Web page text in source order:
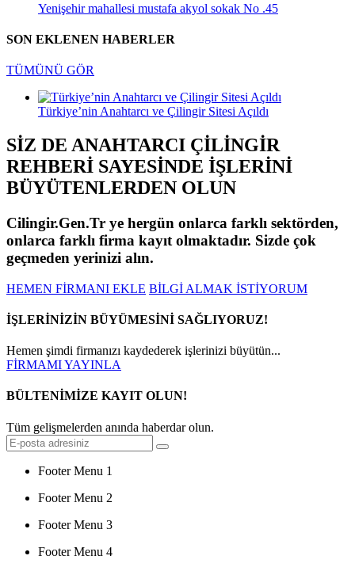
Yenişehir mahallesi mustafa akyol sokak No .45
SON EKLENEN HABERLER
TÜMÜNÜ GÖR
Türkiye’nin Anahtarcı ve Çilingir Sitesi Açıldı
SİZ DE ANAHTARCI ÇİLİNGİR
REHBERİ SAYESİNDE İŞLERİNİ
BÜYÜTENLERDEN OLUN
Cilingir.Gen.Tr ye hergün onlarca farklı sektörden,
onlarca farklı firma kayıt olmaktadır. Sizde çok
geçmeden yerinizi alın.
HEMEN FİRMANI EKLE BİLGİ ALMAK İSTİYORUM
İŞLERİNİZİN BÜYÜMESİNİ SAĞLIYORUZ!
Hemen şimdi firmanızı kaydederek işlerinizi büyütün...
FİRMAMI YAYINLA
BÜLTENİMİZE KAYIT OLUN!
Tüm gelişmelerden anında haberdar olun.
Footer Menu 1
Footer Menu 2
Footer Menu 3
Footer Menu 4